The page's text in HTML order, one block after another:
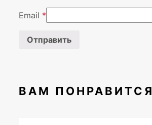
Email *
ВАМ ПОНРАВИТСЯ